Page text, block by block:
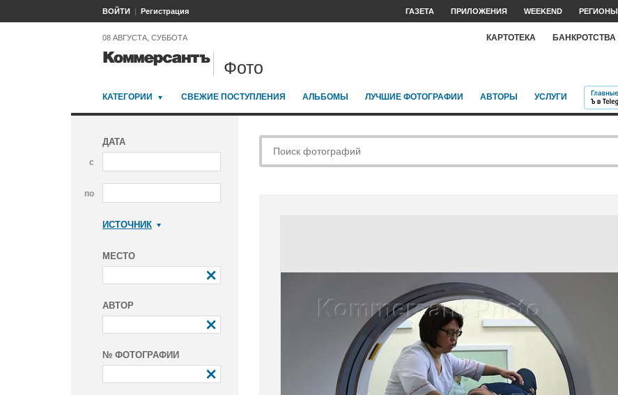
ВОЙТИ Регистрация ГАЗЕТА ПРИЛОЖЕНИЯ WEEKEND РЕГИОНЫ
08 АВГУСТА, СУББОТА КАРТОТЕКА БАНКРОТСТВА
Фото
КАТЕГОРИИ СВЕЖИЕ ПОСТУПЛЕНИЯ АЛЬБОМЫ ЛУЧШИЕ ФОТОГРАФИИ АВТОРЫ УСЛУГИ
ДАТА
с
по
ИСТОЧНИК
МЕСТО
АВТОР
№ ФОТОГРАФИИ